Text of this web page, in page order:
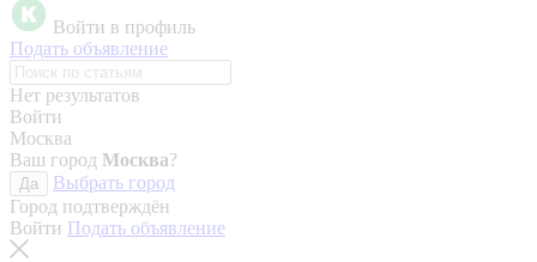
Войти в профиль
Подать объявление
Нет результатов
Войти
Москва
Ваш город Москва?
Да
Выбрать город
Город подтверждён
Войти Подать объявление